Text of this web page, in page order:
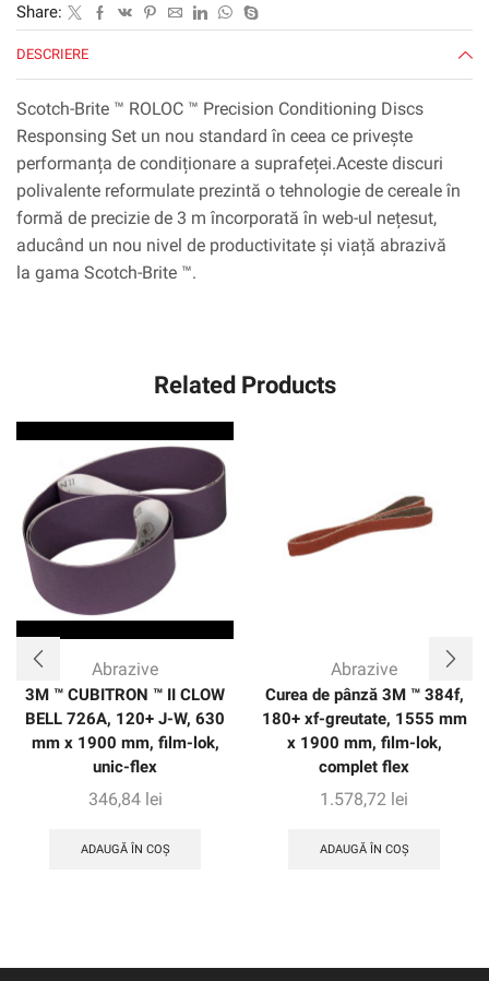
EA/CAZ,
DISPENSER
Share:
DESCRIERE
Scotch-Brite ™ ROLOC ™ Precision Conditioning Discs
Responsing Set un nou standard în ceea ce privește
performanța de condiționare a suprafeței.Aceste discuri
polivalente reformulate prezintă o tehnologie de cereale în
formă de precizie de 3 m încorporată în web-ul nețesut,
aducând un nou nivel de productivitate și viață abrazivă
la gama Scotch-Brite ™.
Related Products
Abrazive
3M ™ CUBITRON ™ II CLOW
BELL 726A, 120+ J-W, 630
mm x 1900 mm, film-lok,
unic-flex
346,84 lei
ADAUGĂ ÎN COȘ
Abrazive
Curea de pânză 3M ™ 384f,
180+ xf-greutate, 1555 mm
x 1900 mm, film-lok,
complet flex
1.578,72 lei
ADAUGĂ ÎN COȘ